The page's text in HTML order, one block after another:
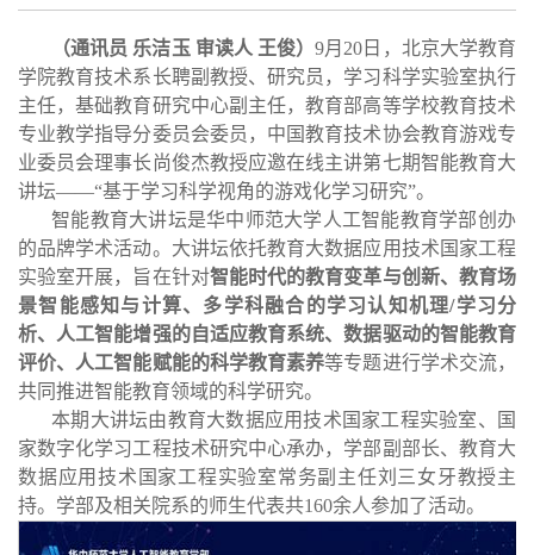
（通讯员 乐洁玉 审读人 王俊）9月20日，北京大学教育
学院教育技术系长聘副教授、研究员，学习科学实验室执行
主任，基础教育研究中心副主任，教育部高等学校教育技术
专业教学指导分委员会委员，中国教育技术协会教育游戏专
业委员会理事长尚俊杰教授应邀在线主讲第七期智能教育大
讲坛——“基于学习科学视角的游戏化学习研究”。
智能教育大讲坛是华中师范大学人工智能教育学部创办
的品牌学术活动。大讲坛依托教育大数据应用技术国家工程
实验室开展，旨在针对智能时代的教育变革与创新、教育场
景智能感知与计算、多学科融合的学习认知机理/学习分
析、人工智能增强的自适应教育系统、数据驱动的智能教育
评价、人工智能赋能的科学教育素养等专题进行学术交流，
共同推进智能教育领域的科学研究。
本期大讲坛由教育大数据应用技术国家工程实验室、国
家数字化学习工程技术研究中心承办，学部副部长、教育大
数据应用技术国家工程实验室常务副主任刘三女牙教授主
持。学部及相关院系的师生代表共160余人参加了活动。